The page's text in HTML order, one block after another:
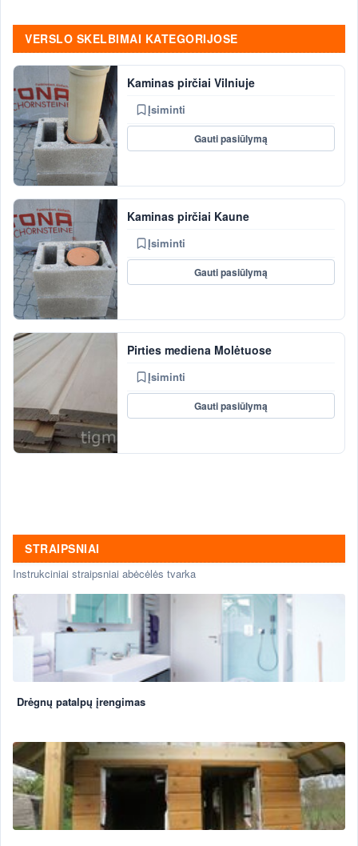
VERSLO SKELBIMAI KATEGORIJOSE
Kaminas pirčiai Vilniuje
Įsiminti
Gauti pasiūlymą
Kaminas pirčiai Kaune
Įsiminti
Gauti pasiūlymą
Pirties mediena Molėtuose
Įsiminti
Gauti pasiūlymą
STRAIPSNIAI
Instrukciniai straipsniai abėcėlės tvarka
Drėgnų patalpų įrengimas